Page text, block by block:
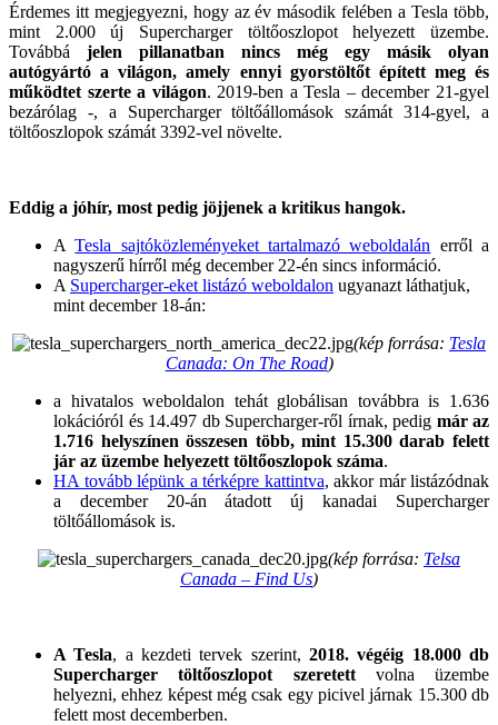
Érdemes itt megjegyezni, hogy az év második felében a Tesla több,
mint 2.000 új Supercharger töltőoszlopot helyezett üzembe.
Továbbá jelen pillanatban nincs még egy másik olyan
autógyártó a világon, amely ennyi gyorstöltőt épített meg és
működtet szerte a világon. 2019-ben a Tesla – december 21-gyel
bezárólag -, a Supercharger töltőállomások számát 314-gyel, a
töltőoszlopok számát 3392-vel növelte.
Eddig a jóhír, most pedig jöjjenek a kritikus hangok.
ATesla sajtóközleményeket tartalmazó weboldalán erről a
nagyszerű hírről még december 22-én sincs információ.
A Supercharger-eket listázó weboldalon ugyanazt láthatjuk,
mint december 18-án:
(kép forrása: Tesla
Canada: On The Road)
a hivatalos weboldalon tehát globálisan továbbra is 1.636
lokációról és 14.497 db Supercharger-ről írnak, pedig már az
1.716 helyszínen összesen több, mint 15.300 darab felett
jár az üzembe helyezett töltőoszlopok száma.
HA tovább lépünk a térképre kattintva, akkor már listázódnak
a december 20-án átadott új kanadai Supercharger
töltőállomások is.
(kép forrása: Telsa
Canada – Find Us)
A Tesla, a kezdeti tervek szerint,2018. végéig 18.000 db
Supercharger töltőoszlopot szeretettvolna üzembe
helyezni, ehhez képest még csak egy picivel járnak 15.300 db
felett most decemberben.